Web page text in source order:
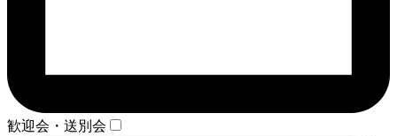
歓迎会・送別会